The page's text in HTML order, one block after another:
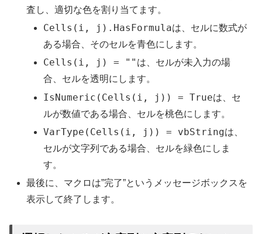
査し、適切な色を割り当てます。
Cells(i, j).HasFormulaは、セルに数式が
ある場合、そのセルを青色にします。
Cells(i, j) = "" は、セルが未入力の場
合、セルを透明にします。
IsNumeric(Cells(i, j)) = Trueは、セ
ルが数値である場合、セルを桃色にします。
VarType(Cells(i, j)) = vbStringは、
セルが文字列である場合、セルを緑色にしま
す。
最後に、マクロは”完了”というメッセージボックスを
表示して終了します。